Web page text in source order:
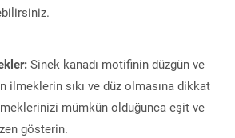
Sinek kanadı motifinin düzgün ve
ilmeklerin sıkı ve düz olmasına dikkat
mümkün olduğunca eşit ve
gösterin.